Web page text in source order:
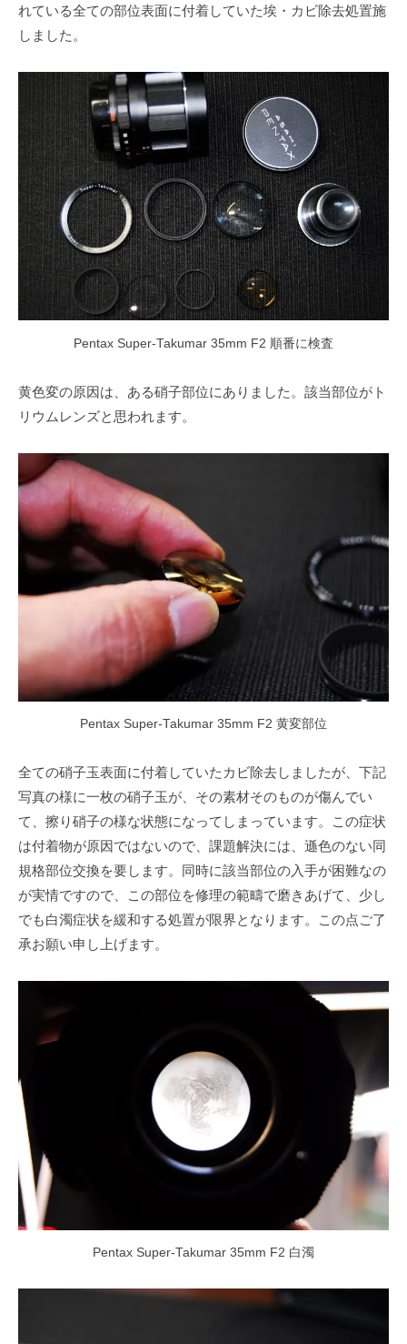
れている全ての部位表面に付着していた埃・カビ除去処置施
しました。
Pentax Super-Takumar 35mm F2 順番に検査
黄色変の原因は、ある硝子部位にありました。該当部位がト
リウムレンズと思われます。
Pentax Super-Takumar 35mm F2 黄変部位
全ての硝子玉表面に付着していたカビ除去しましたが、下記
写真の様に一枚の硝子玉が、その素材そのものが傷んでい
て、擦り硝子の様な状態になってしまっています。この症状
は付着物が原因ではないので、課題解決には、遜色のない同
規格部位交換を要します。同時に該当部位の入手が困難なの
が実情ですので、この部位を修理の範疇で磨きあげて、少し
でも白濁症状を緩和する処置が限界となります。この点ご了
承お願い申し上げます。
Pentax Super-Takumar 35mm F2 白濁